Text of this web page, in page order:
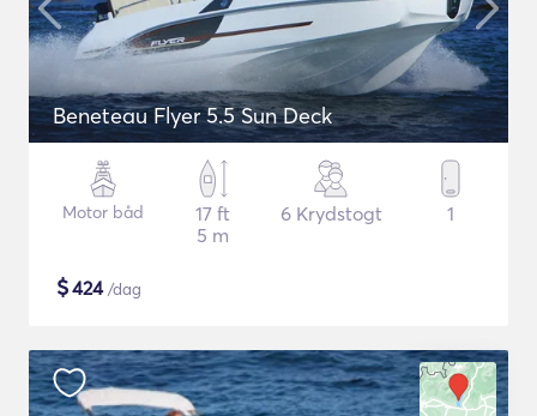
Beneteau Flyer 5.5 Sun Deck
Motor båd
17 ft
5 m
6 Krydstogt 1
$424/dag